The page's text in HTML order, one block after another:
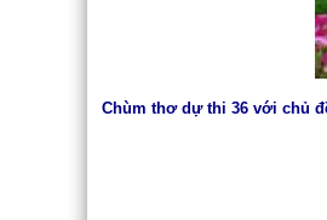
Chùm thơ dự thi 36 với chủ